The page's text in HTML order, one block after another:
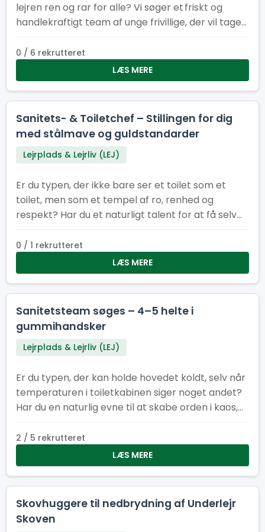
lejren ren og rar for alle? Vi søger et friskt og
handlekraftigt team af unge frivillige, der vil tage
Spejertorvet og i administrationsbyen under
bange for at tage fat Du kan arbejde
sans for orden og ansvar Du har måske humor
nok til at gøre skraldearbejde til en fest!
0 / 6 rekrutteret
LÆS MERE
Sanitets- & Toiletchef – Stillingen for dig
med stålmave og guldstandarder
Lejrplads & Lejrliv (LEJ)
Er du typen, der ikke bare ser et toilet som et
toilet, men som et tempel af ro, renhed og
respekt? Har du et naturligt talent for at få selv
som en nypudset porcelænstronstol? Så er det
dig, vi leder efter som vores nye Sanitets- og
Toiletchef.
0 / 1 rekrutteret
LÆS MERE
Sanitetsteam søges – 4–5 helte i
gummihandsker
Lejrplads & Lejrliv (LEJ)
Er du typen, der kan holde hovedet koldt, selv når
temperaturen i toiletkabinen siger noget andet?
Har du en naturlig evne til at skabe orden i kaos,
som en del af et team, der tager renlighed
alvorligt – men ikke sig selv? Så er det dig (og
måske dine kommende kolleger), vi leder efter. Vi
sanitetsstyrke – et hold, der får vores faciliteter til
at fremstå som små oaser af ro og renhed.
2 / 5 rekrutteret
LÆS MERE
Skovhuggere til nedbrydning af Underlejr
Skoven